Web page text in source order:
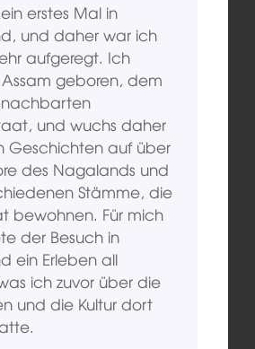
erstes Mal in
und daher war ich
aufgeregt. Ich
geboren, dem
und wuchs daher
Geschichten auf über
des Nagalands und
Stämme, die
bewohnen. Für mich
der Besuch in
ein Erleben all
ich zuvor über die
und die Kultur dort